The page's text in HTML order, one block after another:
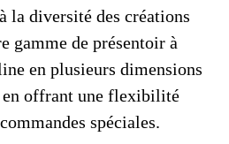
la diversité des créations
gamme de présentoir à
en plusieurs dimensions
en offrant une flexibilité
spéciales.